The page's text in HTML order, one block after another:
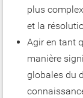
plus
et la
Agir en tant
manière
globales du